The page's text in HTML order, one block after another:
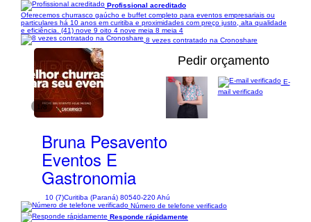
Profissional acreditado
Oferecemos churrasco gaúcho e buffet completo para eventos empresariais ou
particulares há 10 anos em curitiba e proximidades com preço justo, alta qualidade
e eficiência. (41) nove 9 oito 4 nove meia 8 meia 4
8 vezes contratado na Cronoshare
1/8
Pedir orçamento
Bruna Pesavento
Eventos E
Gastronomia
10 (7)Curitiba (Paraná) 80540-220 Ahú
E-
mail verificado
Número de telefone verificado
Responde rápidamente